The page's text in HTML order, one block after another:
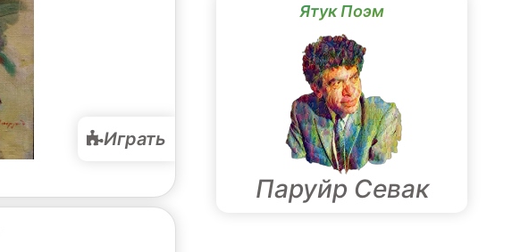
Играть
Ятук Поэм
Паруйр Севак